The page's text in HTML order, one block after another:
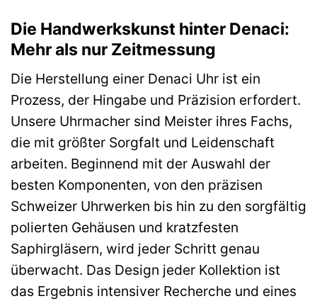
Die Handwerkskunst hinter Denaci:
Mehr als nur Zeitmessung
Die Herstellung einer Denaci Uhr ist ein
Prozess, der Hingabe und Präzision erfordert.
Unsere Uhrmacher sind Meister ihres Fachs,
die mit größter Sorgfalt und Leidenschaft
arbeiten. Beginnend mit der Auswahl der
besten Komponenten, von den präzisen
Schweizer Uhrwerken bis hin zu den sorgfältig
polierten Gehäusen und kratzfesten
Saphirgläsern, wird jeder Schritt genau
überwacht. Das Design jeder Kollektion ist
das Ergebnis intensiver Recherche und eines